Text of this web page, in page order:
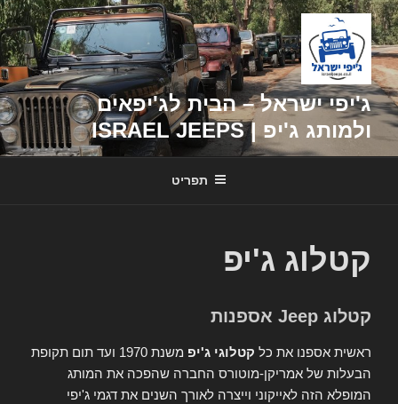
דילוג
לתוכן
ג'יפי ישראל – הבית לג'יפאים
ולמותג ג'יפ | ISRAEL JEEPS
תפריט
קטלוג ג'יפ
קטלוג Jeep אספנות
ראשית אספנו את כל קטלוגי ג'יפ
משנת 1970 ועד תום תקופת
הבעלות של אמריקן-מוטורס החברה שהפכה את המותג
המופלא הזה לאייקוני וייצרה לאורך השנים את דגמי ג'יפי